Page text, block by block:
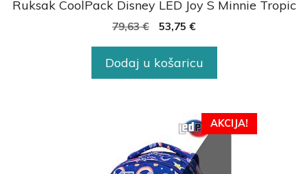
Ruksak CoolPack Disney LED Joy S Minnie Tropic
79,63€ 53,75 €
Dodaj u košaricu
AKCIJA!